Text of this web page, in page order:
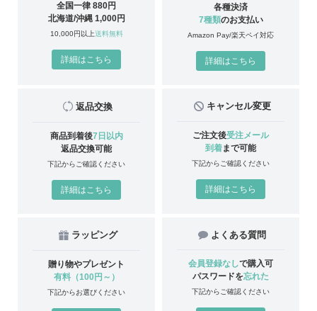
全国一律 880円
北海道/沖縄 1,000円
10,000円以上送料無料
詳細はこちら
各種決済
7種類のお支払い
Amazon Pay/楽天ペイ対応
詳細はこちら
返品交換
商品到着後7日以内
返品交換可能
下記からご確認ください
詳細はこちら
キャンセル変更
ご注文後受注メール
到着まで可能
下記からご確認ください
詳細はこちら
ラッピング
贈り物やプレゼント
有料（100円～）
下記からお選びください
よくある質問
会員登録なしで購入可
パスワードを忘れた
下記からご確認ください